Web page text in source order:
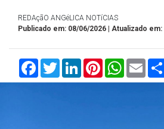
REDAçãO ANGéLICA NOTíCIAS
Publicado em: 08/06/2026 | Atualizado
FacebookTwitterLinkedInPinterest